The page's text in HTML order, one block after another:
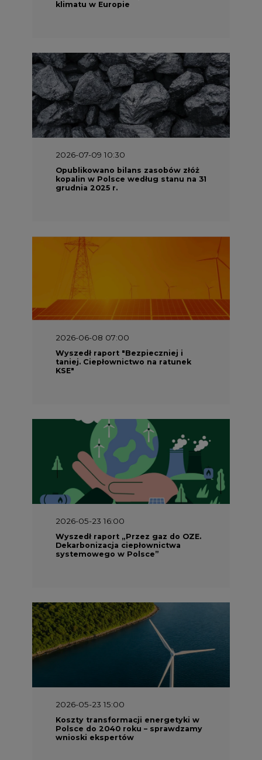
klimatu w Europie
2026-07-09 10:30
Opublikowano bilans zasobów złóż
kopalin w Polsce według stanu na 31
grudnia 2025 r.
2026-06-08 07:00
Wyszedł raport "Bezpieczniej i
taniej. Ciepłownictwo na ratunek
KSE"
2026-05-23 16:00
Wyszedł raport „Przez gaz do OZE.
Dekarbonizacja ciepłownictwa
systemowego w Polsce”
2026-05-23 15:00
Koszty transformacji energetyki w
Polsce do 2040 roku – sprawdzamy
wnioski ekspertów